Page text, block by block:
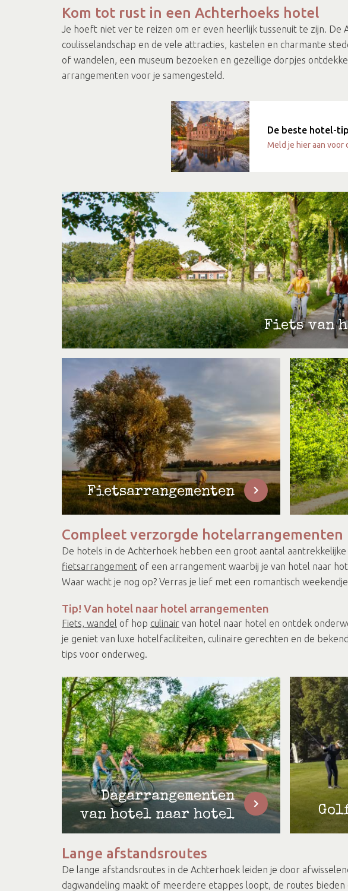
Kom tot rust in een Achterhoeks hotel
Je hoeft niet ver te reizen om er even heerlijk tussenuit te zijn.
coulisselandschap en de vele attracties, kastelen en charmante
of wandelen, een museum bezoeken en gezellige dorpjes
arrangementen voor je samengesteld.
De beste hotel-
Meld je hier aan voor
Fiets van
Fietsarrangementen
Compleet verzorgde hotelarrangementen
De hotels in de Achterhoek hebben een groot aantal
fietsarrangement of een arrangement waarbij je van hotel naar
Waar wacht je nog op? Verras je lief met een romantisch
Tip! Van hotel naar hotel arrangementen
Fiets, wandel of hop culinair van hotel naar hotel en ontdek
je geniet van luxe hotelfaciliteiten, culinaire gerechten en de
tips voor onderweg.
Dagarrangementen
van hotel naar hotel
Lange afstandsroutes
De lange afstandsroutes in de Achterhoek leiden je door
dagwandeling maakt of meerdere etappes loopt, de routes